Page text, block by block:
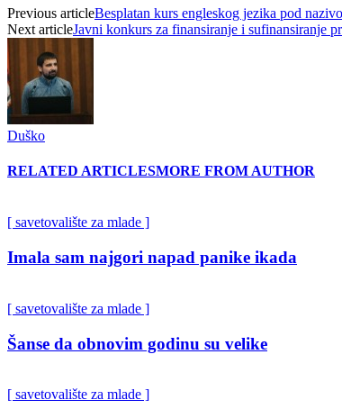
Previous articleBesplatan kurs engleskog jezika pod
Next articleJavni konkurs za finansiranje i sufinansiranje
Duško
RELATED ARTICLESMORE FROM AUTHOR
[ savetovalište za mlade ]
Imala sam najgori napad panike ikada
[ savetovalište za mlade ]
Šanse da obnovim godinu su velike
[ savetovalište za mlade ]